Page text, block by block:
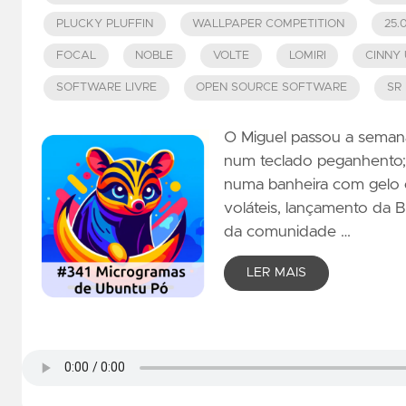
PLUCKY PLUFFIN WALLPAPER COMPETITION
FOCAL NOBLE VOLTE LOMIRI CINNY
SOFTWARE LIVRE OPEN SOURCE SOFTWARE SR
O Miguel passou a
num teclado
numa banheira com
voláteis, lançamento da
da comunidade …
LER MAIS